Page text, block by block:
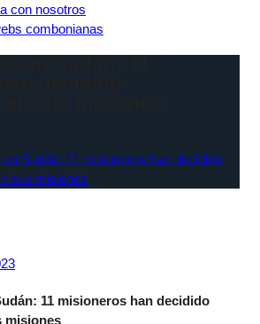
con nosotros
combonianas
Sudán: 11 misioneros han decidido
sus misiones
11 misioneros han decidido
misiones